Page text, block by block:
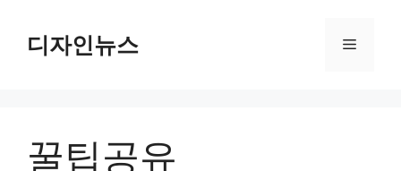
디자인뉴스 메
꿀팁공유